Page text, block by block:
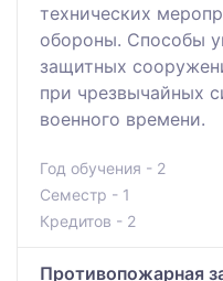
технических
обороны. Способы
защитных
при чрезвычайных
военного времени.
Год обучения - 2
Семестр - 1
Кредитов - 2
Противопожарная